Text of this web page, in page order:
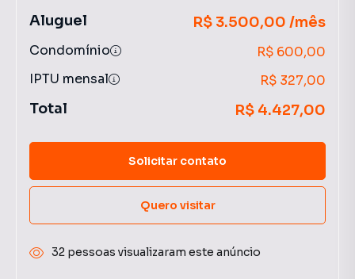
Aluguel R$ 3.500,00 /mês
Condomínio
R$ 600,00
IPTU mensal
R$ 327,00
Total R$ 4.427,00
Solicitar contato
Quero visitar
32 pessoas visualizaram este anúncio